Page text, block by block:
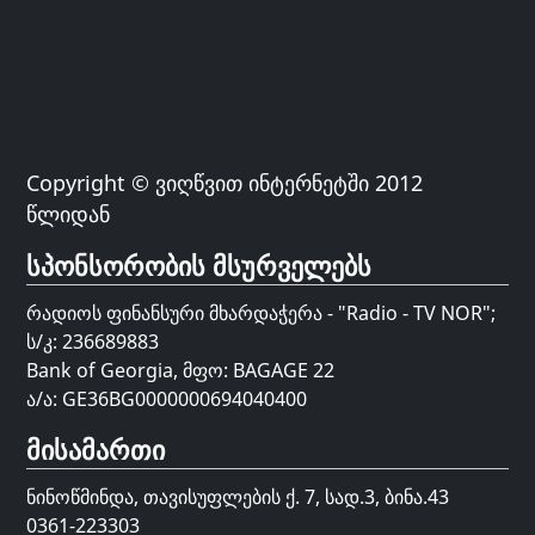
Copyright © ვიღწვით ინტერნეტში 2012
წლიდან
სპონსორობის მსურველებს
რადიოს ფინანსური მხარდაჭერა - "Radio - TV NOR";
ს/კ: 236689883
Bank of Georgia, მფო: BAGAGE 22
ა/ა: GE36BG0000000694040400
მისამართი
ნინოწმინდა, თავისუფლების ქ. 7, სად.3, ბინა.43
0361-223303